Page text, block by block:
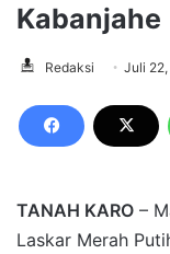
Kabanjahe
Redaksi Juli
TANAH KARO –
Laskar Merah